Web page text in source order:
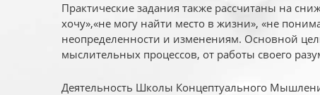
Практические задания также рассчитаны на
хочу»,«не могу найти место в жизни», «не
неопределенности и изменениям. Основной
мыслительных процессов, от работы своего
Деятельность Школы Концептуального